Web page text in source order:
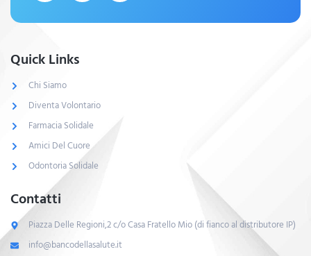
Quick Links
Chi Siamo
Diventa Volontario
Farmacia Solidale
Amici Del Cuore
Odontoria Solidale
Contatti
Piazza Delle Regioni,2 c/o Casa Fratello Mio (di fianco al distributore IP)
info@bancodellasalute.it